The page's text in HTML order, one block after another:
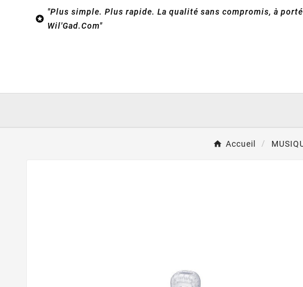

"Plus simple. Plus rapide. La qualité sans compromis, à
Wil'Gad.Com"
Accueil